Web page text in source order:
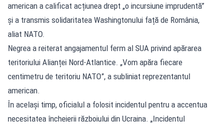
american a calificat acțiunea drept „o incursiune imprudentă”
și a transmis solidaritatea Washingtonului față de România,
aliat NATO.
Negrea a reiterat angajamentul ferm al SUA privind apărarea
teritoriului Alianței Nord-Atlantice. „Vom apăra fiecare
centimetru de teritoriu NATO”, a subliniat reprezentantul
american.
În același timp, oficialul a folosit incidentul pentru a accentua
necesitatea încheierii războiului din Ucraina. „Incidentul